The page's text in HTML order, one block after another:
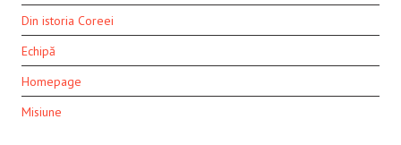
Din istoria Coreei
Echipă
Homepage
Misiune